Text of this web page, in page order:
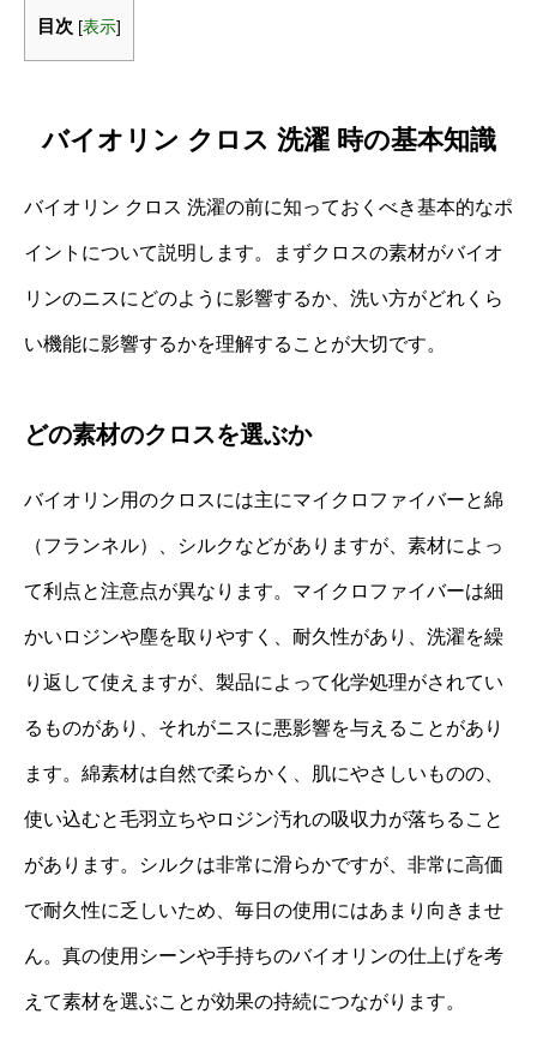
目次 [表示]
バイオリン クロス 洗濯 時の基本知識
バイオリン クロス 洗濯の前に知っておくべき基本的なポ
イントについて説明します。まずクロスの素材がバイオ
リンのニスにどのように影響するか、洗い方がどれくら
い機能に影響するかを理解することが大切です。
どの素材のクロスを選ぶか
バイオリン用のクロスには主にマイクロファイバーと綿
（フランネル）、シルクなどがありますが、素材によっ
て利点と注意点が異なります。マイクロファイバーは細
かいロジンや塵を取りやすく、耐久性があり、洗濯を繰
り返して使えますが、製品によって化学処理がされてい
るものがあり、それがニスに悪影響を与えることがあり
ます。綿素材は自然で柔らかく、肌にやさしいものの、
使い込むと毛羽立ちやロジン汚れの吸収力が落ちること
があります。シルクは非常に滑らかですが、非常に高価
で耐久性に乏しいため、毎日の使用にはあまり向きませ
ん。真の使用シーンや手持ちのバイオリンの仕上げを考
えて素材を選ぶことが効果の持続につながります。